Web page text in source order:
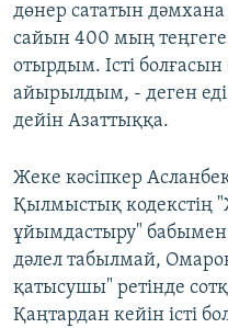
дөнер сататын
сайын 400 мың
отырдым. Істі
айырылдым, - деген
дейін Азаттыққа.
Жеке кәсіпкер
Қылмыстық кодекстің
ұйымдастыру" бабымен
дәлел табылмай,
қатысушы" ретінде
Қаңтардан кейін істі